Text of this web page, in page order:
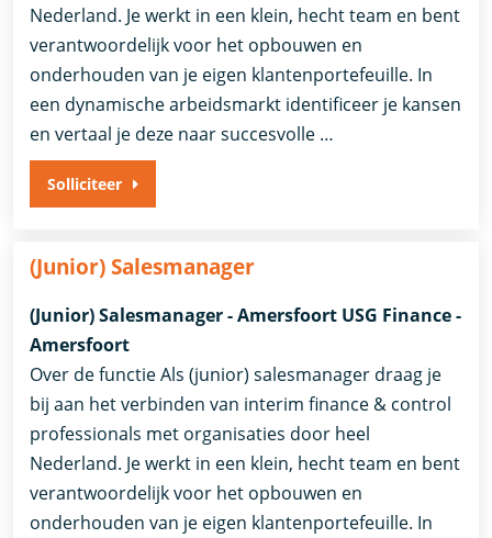
Nederland. Je werkt in een klein, hecht team en bent
verantwoordelijk voor het opbouwen en
onderhouden van je eigen klantenportefeuille. In
een dynamische arbeidsmarkt identificeer je kansen
en vertaal je deze naar succesvolle …
Solliciteer
(Junior) Salesmanager
(Junior) Salesmanager - Amersfoort USG Finance -
Amersfoort
Over de functie Als (junior) salesmanager draag je
bij aan het verbinden van interim finance & control
professionals met organisaties door heel
Nederland. Je werkt in een klein, hecht team en bent
verantwoordelijk voor het opbouwen en
onderhouden van je eigen klantenportefeuille. In